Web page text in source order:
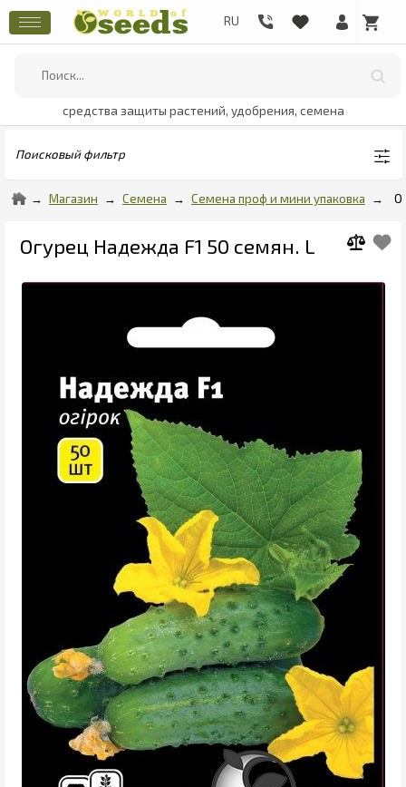
средства защиты растений, удобрения, семена
Поисковый фильтр
Магазин Семена Семена проф и мини упаковка
Огурец Надежда F1 50 семян. L